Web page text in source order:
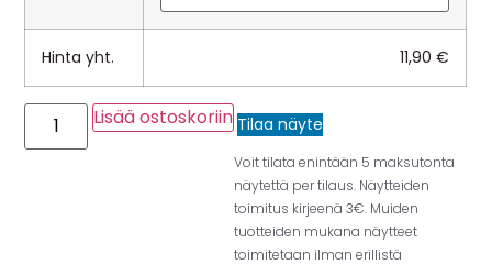
Hinta yht. 11,90€
Lisää ostoskoriin Tilaa näyte
Voit tilata enintään 5 maksutonta
näytettä per tilaus. Näytteiden
toimitus kirjeenä 3€. Muiden
tuotteiden mukana näytteet
toimitetaan ilman erillistä